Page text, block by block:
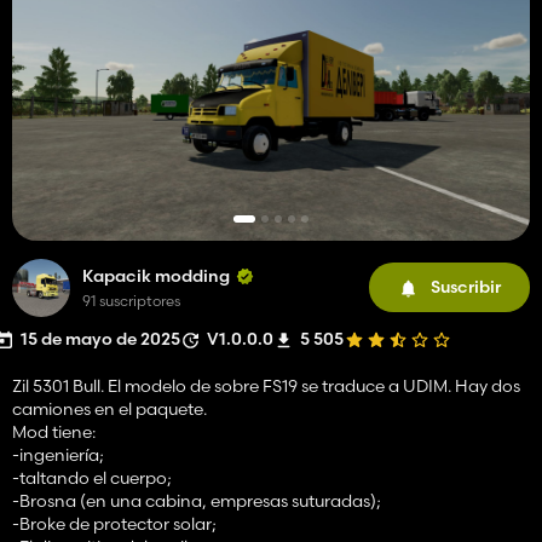
Kapacik modding
91 suscriptores
Suscribir
15 de mayo de 2025 V1.0.0.0 5 505
Zil 5301 Bull. El modelo de sobre FS19 se traduce a UDIM. Hay dos
camiones en el paquete.
Mod tiene:
-ingeniería;
-taltando el cuerpo;
-Brosna (en una cabina, empresas suturadas);
-Broke de protector solar;